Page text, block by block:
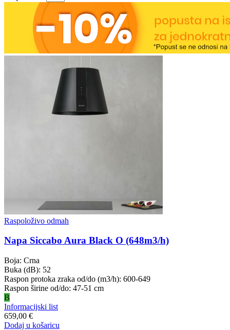
Raspoloživo odmah
Napa Siccabo Aura Black O (648m3/h)
Boja: Crna
Buka (dB): 52
Raspon protoka zraka od/do (m3/h): 600-649
Raspon širine od/do: 47-51 cm
B
Informacijski list
659,00 €
Dodaj u košaricu